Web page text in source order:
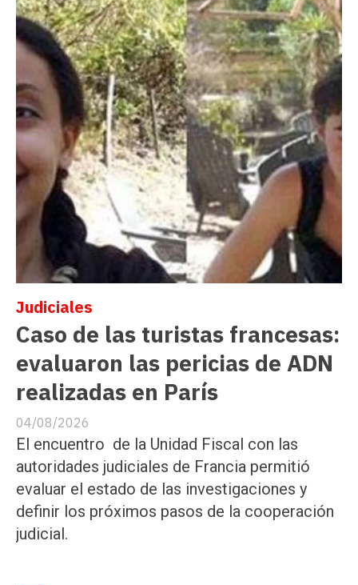
Caso de las turistas francesas:
evaluaron las pericias de ADN
realizadas en París
Judiciales
04/08/2026
El encuentro de la Unidad Fiscal con las
autoridades judiciales de Francia permitió
evaluar el estado de las investigaciones y
definir los próximos pasos de la cooperación
judicial.